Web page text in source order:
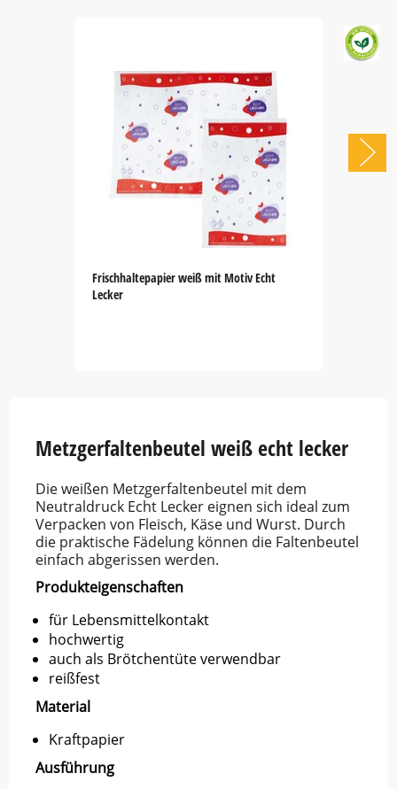
Frischhaltepapier weiß mit Motiv Echt
Lecker
Metzgerfaltenbeutel weiß echt lecker
Die weißen Metzgerfaltenbeutel mit dem
Neutraldruck Echt Lecker eignen sich ideal zum
Verpacken von Fleisch, Käse und Wurst. Durch
die praktische Fädelung können die Faltenbeutel
einfach abgerissen werden.
Produkteigenschaften
für Lebensmittelkontakt
hochwertig
auch als Brötchentüte verwendbar
reißfest
Material
Kraftpapier
Ausführung